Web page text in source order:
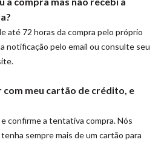
até 72 horas da compra pelo próprio
notificação pelo email ou consulte seu
meu cartão de crédito, e
confirme a tentativa compra. Nós
sempre mais de um cartão para